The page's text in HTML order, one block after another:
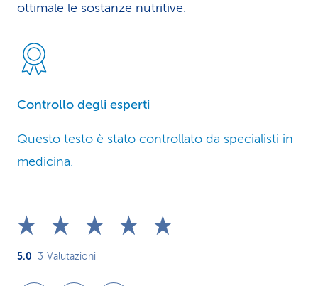
ottimale le sostanze nutritive.
Controllo degli esperti
Questo testo è stato controllato da specialisti in
medicina.
5.0 3 Valutazioni